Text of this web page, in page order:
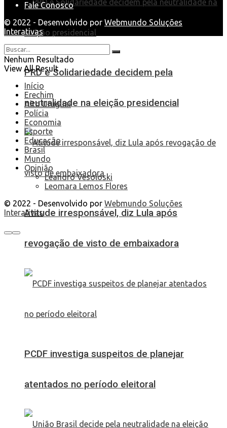
PRD e Solidariedade decidem pela
neutralidade na eleição presidencial
Atitude irresponsável, diz Lula após
revogação de visto de embaixadora
PCDF investiga suspeitos de planejar
atentados no período eleitoral
Fale Conosco
© 2022 - Desenvolvido por Webmundo Soluções
Interativas
Nenhum Resultado
View All Result
Início
Erechim
Alto Uruguai
Polícia
Economia
Esporte
Educação
Brasil
Mundo
Opinião
Leandro Vesoloski
Leomara Lemos Flores
© 2022 - Desenvolvido por Webmundo Soluções
Interativas